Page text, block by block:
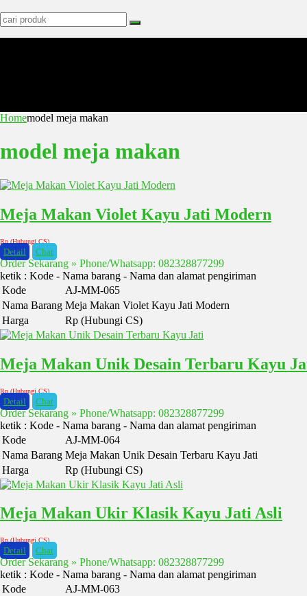
Homemodel meja makan
model meja makan
Meja Makan Violet Kayu Jati Modern
Rp (Hubungi CS)
Detail Chat
Order Sekarang » Phone/Whatsapp: 082328877299
ketik : Kode - Nama barang - Nama dan alamat pengiriman
Kode
AJ-MM-065
Nama Barang Meja Makan Violet Kayu Jati Modern
Harga
Rp (Hubungi CS)
Meja Makan Unik Desain Terbaru Kayu
Rp (Hubungi CS)
Detail Chat
Order Sekarang » Phone/Whatsapp: 082328877299
ketik : Kode - Nama barang - Nama dan alamat pengiriman
Kode
AJ-MM-064
Nama Barang Meja Makan Unik Desain Terbaru Kayu Jati
Harga
Rp (Hubungi CS)
Meja Makan Ukir Klasik Kayu Jati Asli
Rp (Hubungi CS)
Detail Chat
Order Sekarang » Phone/Whatsapp: 082328877299
ketik : Kode - Nama barang - Nama dan alamat pengiriman
Kode
AJ-MM-063